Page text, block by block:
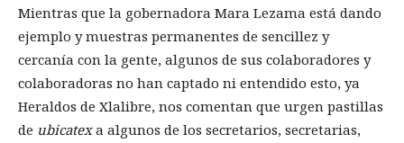
Mientras que la gobernadora Mara Lezama está dando
ejemplo y muestras permanentes de sencillez y
cercanía con la gente, algunos de sus colaboradores y
colaboradoras no han captado ni entendido esto, ya
Heraldos de Xlalibre, nos comentan que urgen pastillas
de ubicatexa algunos de los secretarios, secretarias,